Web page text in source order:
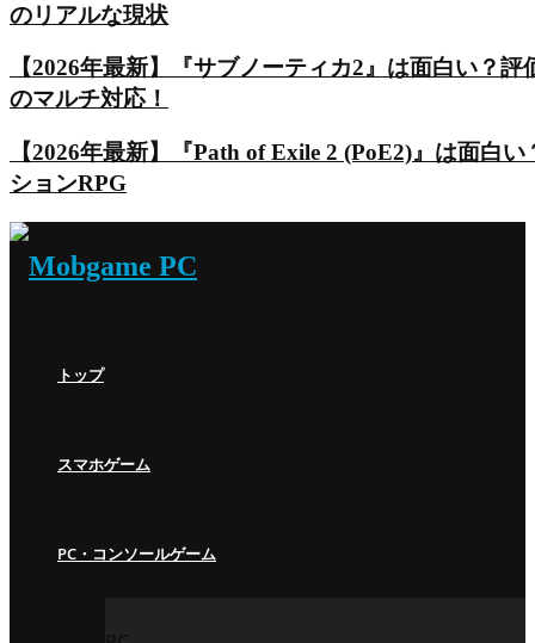
のリアルな現状
【2026年最新】『サブノーティカ2』は面白い？
のマルチ対応！
【2026年最新】『Path of Exile 2 (PoE2)』は面白
ションRPG
トップ
スマホゲーム
PC・コンソールゲーム